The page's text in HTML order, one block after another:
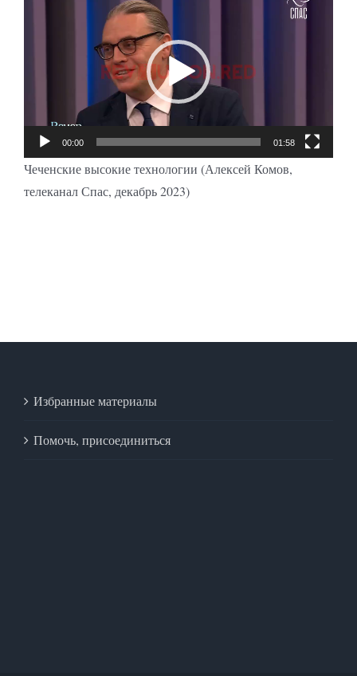
00:00 01:58
Чеченские высокие технологии (Алексей Комов,
телеканал Спас, декабрь 2023)
Избранные материалы
Помочь, присоединиться